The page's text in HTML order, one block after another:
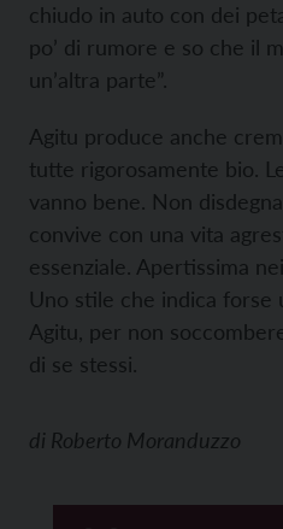
chiudo in auto con dei
po’ di rumore e so che il
un’altra parte”.
Agitu produce anche
tutte rigorosamente bio.
vanno bene. Non
convive con una vita
essenziale. Apertissima
Uno stile che indica forse
Agitu, per non
di se stessi.
di Roberto Moranduzzo